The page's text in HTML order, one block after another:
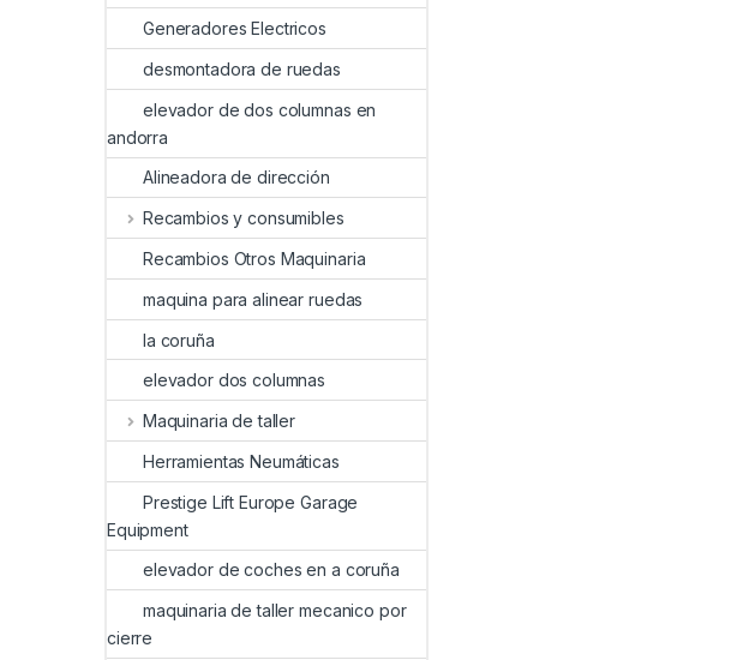
Generadores Electricos
desmontadora de ruedas
elevador de dos columnas en
andorra
Alineadora de dirección
Recambios y consumibles
Recambios Otros Maquinaria
maquina para alinear ruedas
la coruña
elevador dos columnas
Maquinaria de taller
Herramientas Neumáticas
Prestige Lift Europe Garage
Equipment
elevador de coches en a coruña
maquinaria de taller mecanico por
cierre